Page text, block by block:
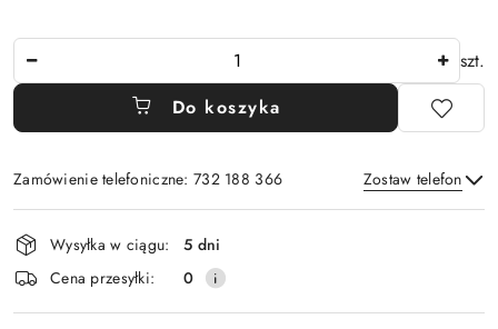
szt.
Do koszyka
Zamówienie telefoniczne: 732 188 366 Zostaw telefon
Wyślij
Dostępność
i
dostawa
Wysyłka w ciągu:
5 dni
Cena przesyłki:
0